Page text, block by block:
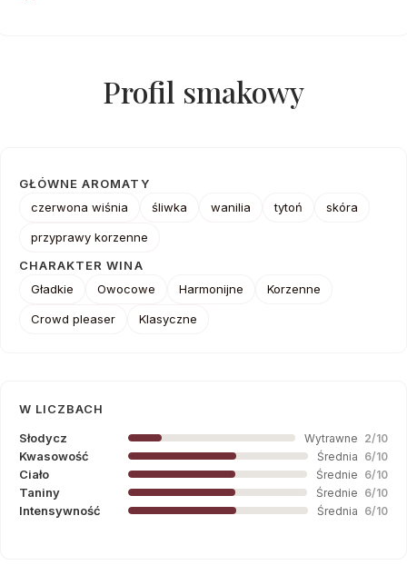
Profil smakowy
W LICZBACH
Słodycz
Wytrawne 2/10
Kwasowość Średnia 6/10
Ciało Średnie 6/10
Taniny Średnie 6/10
Intensywność Średnia 6/10
GŁÓWNE AROMATY
czerwona wiśnia
śliwka wanilia tytoń skóra
przyprawy korzenne
CHARAKTER WINA
Gładkie
Owocowe Harmonijne Korzenne
Crowd pleaser Klasyczne